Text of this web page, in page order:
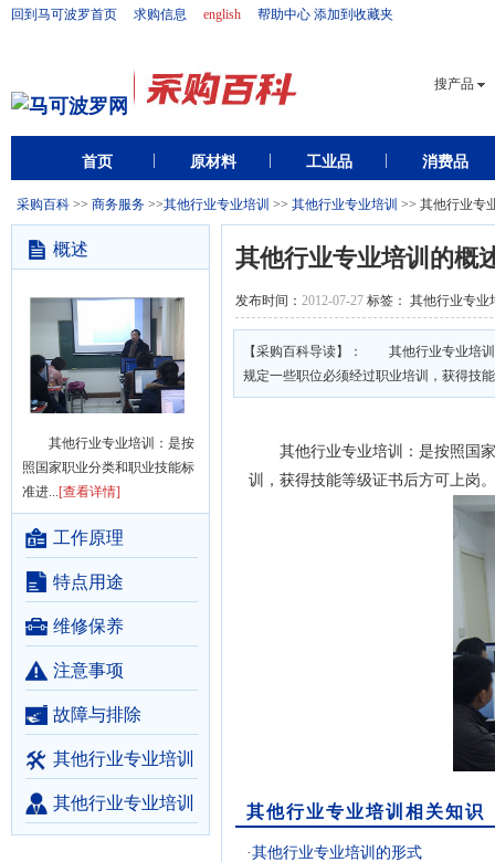
回到马可波罗首页 求购信息 english 帮助中心 添加到收藏夹
搜产品
首页 原材料 工业品 消费品
采购百科 >> 商务服务 >>其他行业专业培训 >> 其他行业专业培训 >> 其他行业专
概述
其他行业专业培训：是按
照国家职业分类和职业技能标
准进...[查看详情]
工作原理
特点用途
维修保养
注意事项
故障与排除
其他行业专业培训
产品
其他行业专业培训
商家
其他行业专业培训的概
发布时间： 2012-07-27 标签： 其他行业专业
【采购百科导读】： 其他行业专业培
规定一些职位必须经过职业培训，获得技
其他行业专业培训：是按照国家
训，获得技能等级证书后方可上岗。
其他行业专业培训相关知识
·其他行业专业培训的形式